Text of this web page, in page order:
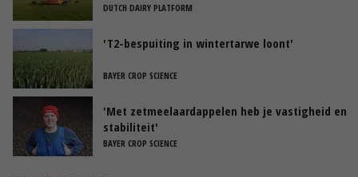
DUTCH DAIRY PLATFORM
'T2-bespuiting in wintertarwe loont'
BAYER CROP SCIENCE
'Met zetmeelaardappelen heb je vastigheid en
stabiliteit'
BAYER CROP SCIENCE